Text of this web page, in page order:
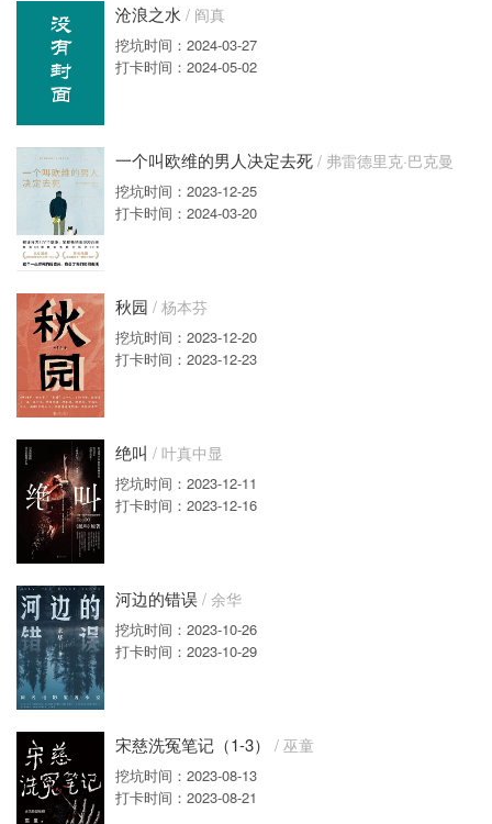
沧浪之水 / 阎真
挖坑时间：2024-03-27
打卡时间：2024-05-02
一个叫欧维的男人决定去死 / 弗雷德里克·巴克曼
挖坑时间：2023-12-25
打卡时间：2024-03-20
秋园 / 杨本芬
挖坑时间：2023-12-20
打卡时间：2023-12-23
绝叫 / 叶真中显
挖坑时间：2023-12-11
打卡时间：2023-12-16
河边的错误 / 余华
挖坑时间：2023-10-26
打卡时间：2023-10-29
宋慈洗冤笔记（1-3） / 巫童
挖坑时间：2023-08-13
打卡时间：2023-08-21